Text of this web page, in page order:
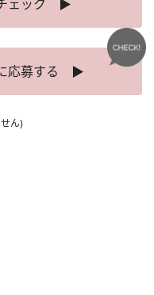
チェック ▶
に応募する ▶
ん)